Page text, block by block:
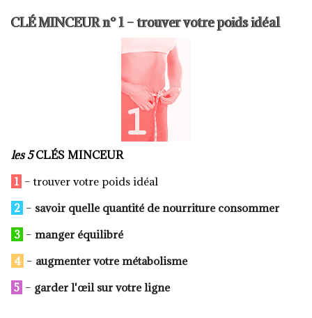
CLÉ MINCEUR n° 1 – trouver votre poids idéal
les 5CLÉS MINCEUR
1 – trouver votre poids idéal
2 – savoir quelle quantité de nourriture consommer
3 – manger équilibré
4 – augmenter votre métabolisme
5 – garder l'œil sur votre ligne